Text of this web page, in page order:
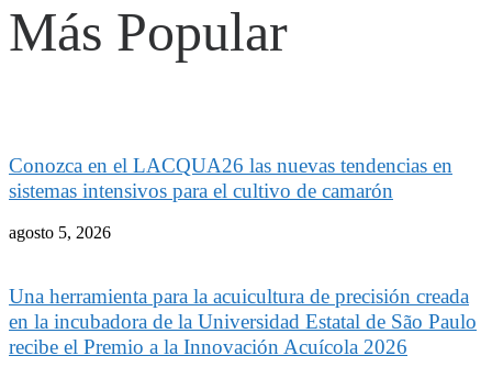
Más Popular
Conozca en el LACQUA26 las nuevas tendencias en
sistemas intensivos para el cultivo de camarón
agosto 5, 2026
Una herramienta para la acuicultura de precisión creada
en la incubadora de la Universidad Estatal de São Paulo
recibe el Premio a la Innovación Acuícola 2026